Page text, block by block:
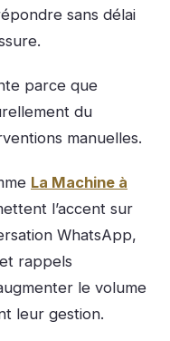
sans délai
parce que
du
manuelles.
La Machine à
l’accent sur
WhatsApp,
rappels
le volume
leur gestion.